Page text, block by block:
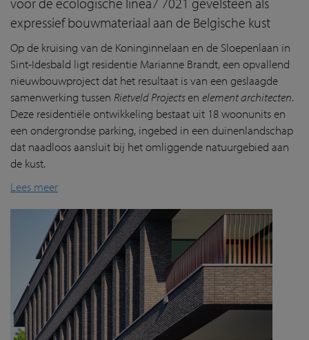
expressief bouwmateriaal aan de Belgische kust
Op de kruising van de Koninginnelaan en de Sloepenlaan in
Sint-Idesbald ligt residentie Marianne Brandt, een opvallend
nieuwbouwproject dat het resultaat is van een geslaagde
samenwerking tussen Rietveld Projectsen element architecten.
Deze residentiële ontwikkeling bestaat uit 18 woonunits en
een ondergrondse parking, ingebed in een duinenlandschap
dat naadloos aansluit bij het omliggende natuurgebied aan
de kust.
Lees meer